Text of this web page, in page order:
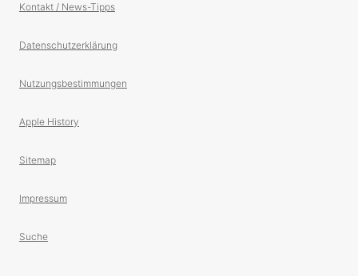
Kontakt / News-Tipps
Datenschutzerklärung
Nutzungsbestimmungen
Apple History
Sitemap
Impressum
Suche